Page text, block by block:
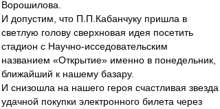
Ворошилова.
И допустим, что П.П.Кабанчуку пришла в
светлую голову сверхновая идея посетить
стадион с Научно-исседовательским
названием «Открытие» именно в понедельник,
ближайший к нашему базару.
И снизошла на нашего героя счастливая звезда
удачной покупки электронного билета через